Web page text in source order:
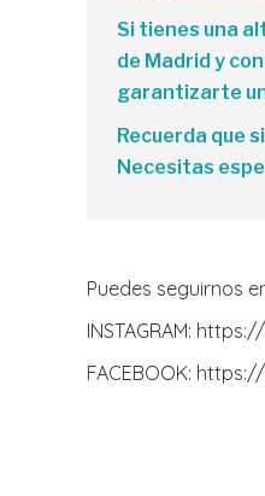
Si tienes una
de Madrid y
garantizarte
Recuerda que
Necesitas
Puedes seguirnos
INSTAGRAM:
FACEBOOK: